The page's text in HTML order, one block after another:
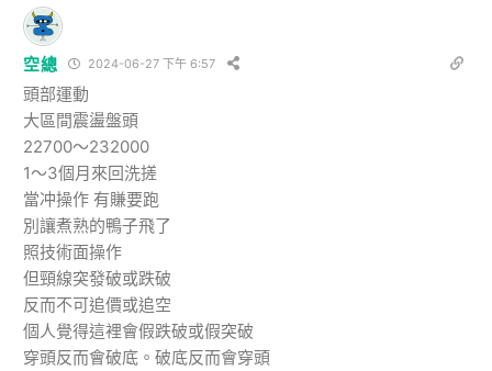
空總 2024-06-27 下午 6:57
頭部運動
大區間震盪盤頭
22700～232000
1～3個月來回洗搓
當冲操作 有賺要跑
別讓煮熟的鴨子飛了
照技術面操作
但頸線突發破或跌破
反而不可追價或追空
個人覺得這裡會假跌破或假突破
穿頭反而會破底。破底反而會穿頭